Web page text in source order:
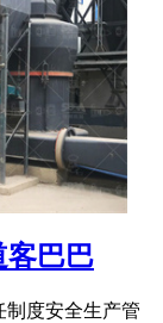
客巴巴
制度安全生产管